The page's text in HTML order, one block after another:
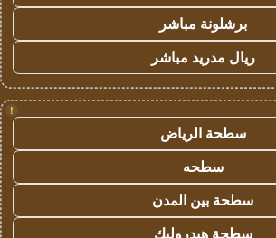
برشلونة مباشر
ريال مدريد مباشر
!
سطحة الرياض
سطحه
سطحة بين المدن
سطحة هيدروليك